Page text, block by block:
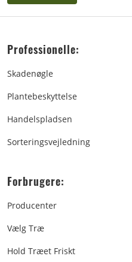
Professionelle:
Skadenøgle
Plantebeskyttelse
Handelspladsen
Sorteringsvejledning
Forbrugere:
Producenter
Vælg Træ
Hold Træet Friskt